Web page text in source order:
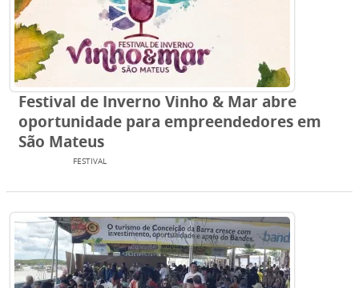
Festival de Inverno Vinho & Mar abre
oportunidade para empreendedores em
São Mateus
FESTIVAL